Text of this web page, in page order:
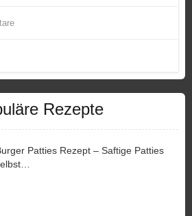
Rezepte
Patties Rezept – Saftige Patties